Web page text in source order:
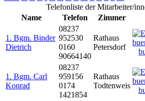
Telefonliste der Mitarbeiter/
Name
Telefon Zimmer
1. Bgm. Binder
Dietrich
08237
952530
0160
90664140
Rathaus
Petersdorf
1. Bgm. Carl
Konrad
08237
959156
0174
1421854
Rathaus
Todtenweis